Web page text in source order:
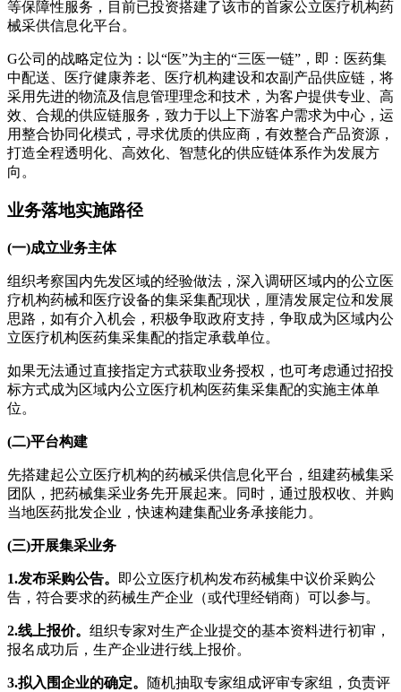
等保障性服务，目前已投资搭建了该市的首家公立医疗机构药
械采供信息化平台。
G公司的战略定位为：以“医”为主的“三医一链”，即：医药集
中配送、医疗健康养老、医疗机构建设和农副产品供应链，将
采用先进的物流及信息管理理念和技术，为客户提供专业、高
效、合规的供应链服务，致力于以上下游客户需求为中心，运
用整合协同化模式，寻求优质的供应商，有效整合产品资源，
打造全程透明化、高效化、智慧化的供应链体系作为发展方
向。
业务落地实施路径
(一)成立业务主体
组织考察国内先发区域的经验做法，深入调研区域内的公立医
疗机构药械和医疗设备的集采集配现状，厘清发展定位和发展
思路，如有介入机会，积极争取政府支持，争取成为区域内公
立医疗机构医药集采集配的指定承载单位。
如果无法通过直接指定方式获取业务授权，也可考虑通过招投
标方式成为区域内公立医疗机构医药集采集配的实施主体单
位。
(二)平台构建
先搭建起公立医疗机构的药械采供信息化平台，组建药械集采
团队，把药械集采业务先开展起来。同时，通过股权收、并购
当地医药批发企业，快速构建集配业务承接能力。
(三)开展集采业务
1.发布采购公告。
即公立医疗机构发布药械集中议价采购公
告，符合要求的药械生产企业（或代理经销商）可以参与。
2.线上报价。 组织专家对生产企业提交的基本资料进行初审，
报名成功后，生产企业进行线上报价。
3.拟入围企业的确定。
随机抽取专家组成评审专家组，负责评